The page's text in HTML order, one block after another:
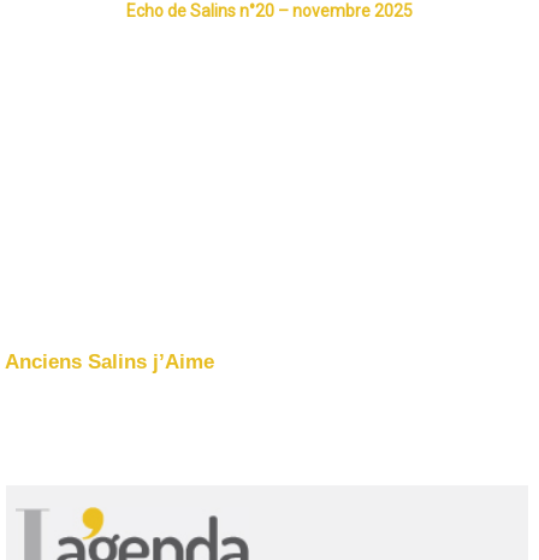
Echo de Salins n°20 – novembre 2025
Anciens Salins j’Aime